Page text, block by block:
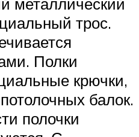
металлический
трос.
Полки
крючки,
балок.
полочки